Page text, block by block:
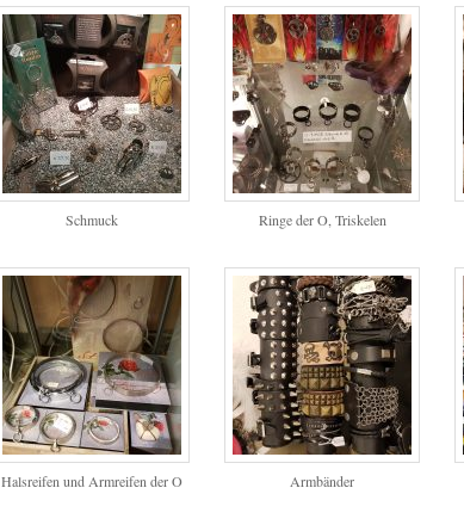
Schmuck Ringe der O, Triskelen
Halsreifen und Armreifen der O Armbänder